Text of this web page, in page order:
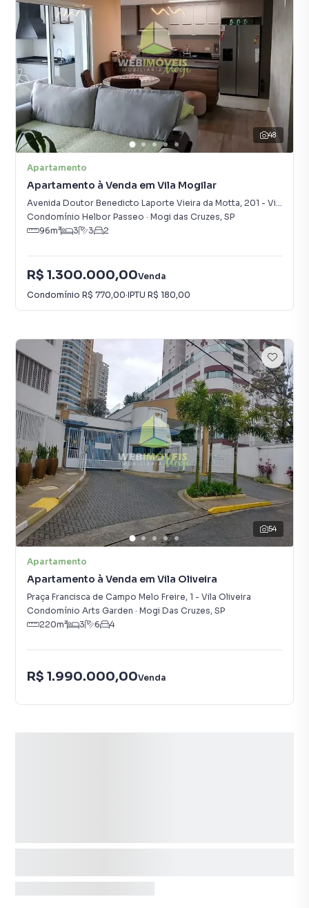
48
Apartamento
Apartamento à Venda em Vila Mogilar
Avenida Doutor Benedicto Laporte Vieira da Motta, 201 - Vila Mogilar
Condomínio Helbor Passeo · Mogi das Cruzes, SP
96m² 3 3 2
R$ 1.300.000,00Venda
Condomínio R$ 770,00·IPTU R$ 180,00
54
Apartamento
Apartamento à Venda em Vila Oliveira
Praça Francisca de Campo Melo Freire, 1 - Vila Oliveira
Condomínio Arts Garden · Mogi Das Cruzes, SP
220m² 3 6 4
R$ 1.990.000,00Venda